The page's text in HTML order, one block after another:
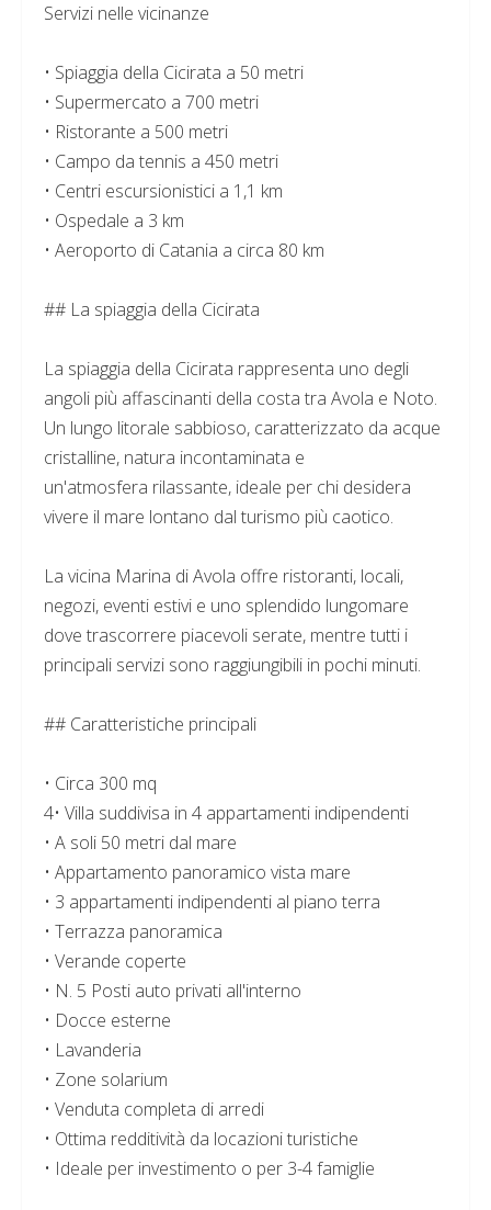
Servizi nelle vicinanze
• Spiaggia della Cicirata a 50 metri
• Supermercato a 700 metri
• Ristorante a 500 metri
• Campo da tennis a 450 metri
• Centri escursionistici a 1,1 km
• Ospedale a 3 km
• Aeroporto di Catania a circa 80 km
## La spiaggia della Cicirata
La spiaggia della Cicirata rappresenta uno degli
angoli più affascinanti della costa tra Avola e Noto.
Un lungo litorale sabbioso, caratterizzato da acque
cristalline, natura incontaminata e
un'atmosfera rilassante, ideale per chi desidera
vivere il mare lontano dal turismo più caotico.
La vicina Marina di Avola offre ristoranti, locali,
negozi, eventi estivi e uno splendido lungomare
dove trascorrere piacevoli serate, mentre tutti i
principali servizi sono raggiungibili in pochi minuti.
## Caratteristiche principali
• Circa 300 mq
4• Villa suddivisa in 4 appartamenti indipendenti
• A soli 50 metri dal mare
• Appartamento panoramico vista mare
• 3 appartamenti indipendenti al piano terra
• Terrazza panoramica
• Verande coperte
• N. 5 Posti auto privati all'interno
• Docce esterne
• Lavanderia
• Zone solarium
• Venduta completa di arredi
• Ottima redditività da locazioni turistiche
• Ideale per investimento o per 3-4 famiglie